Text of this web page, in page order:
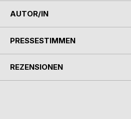
AUTOR/IN
PRESSESTIMMEN
REZENSIONEN